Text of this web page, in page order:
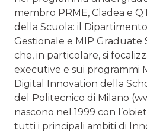
membro PRME, Cladea e
della Scuola: il
Gestionale e MIP Graduate
che, in particolare, si
executive e sui programmi
Digital Innovation della
del Politecnico di Milano
nascono nel 1999 con
tutti i principali ambiti di